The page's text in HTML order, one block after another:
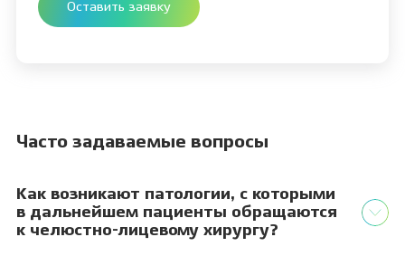
Оставить заявку
Часто задаваемые вопросы
Как возникают патологии, с которыми
в дальнейшем пациенты обращаются
к челюстно-лицевому хирургу?